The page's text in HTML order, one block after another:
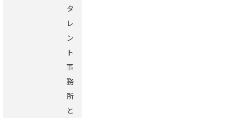
タ
レ
ン
ト
事
務
所
と